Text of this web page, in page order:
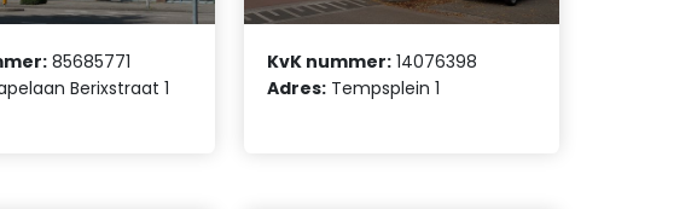
85685771
Berixstraat 1
KvK nummer: 14076398
Adres: Tempsplein 1